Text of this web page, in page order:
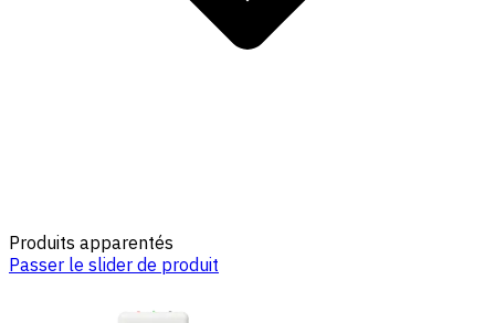
Produits apparentés
Passer le slider de produit